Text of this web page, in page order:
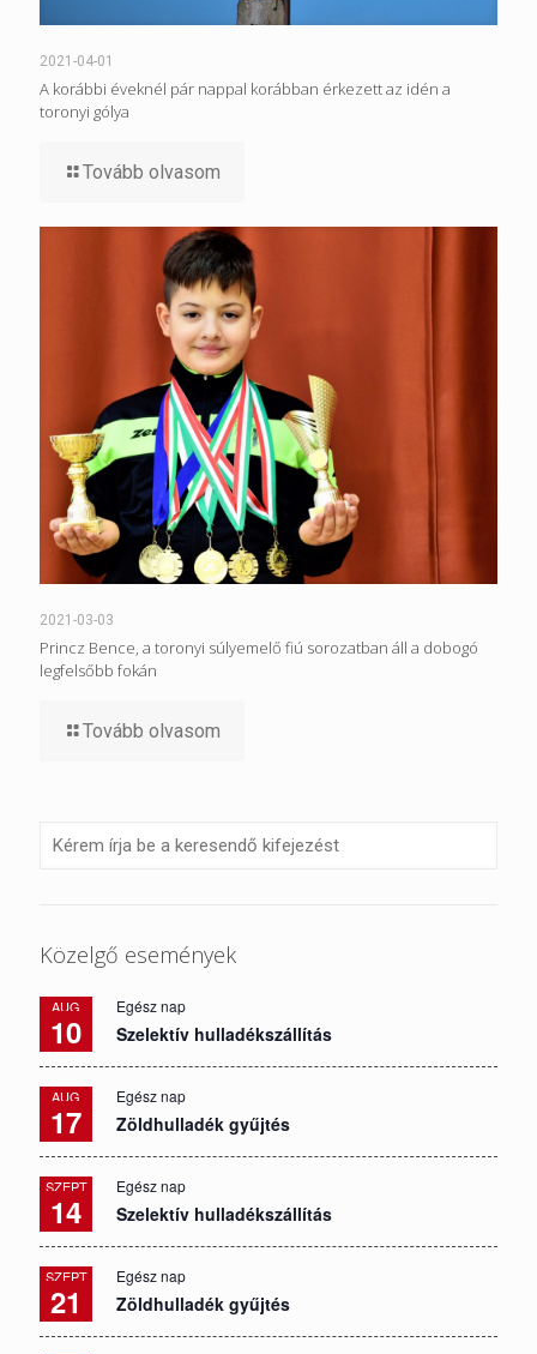
2021-04-01
A korábbi éveknél pár nappal korábban érkezett az idén a
toronyi gólya
Tovább olvasom
2021-03-03
Princz Bence, a toronyi súlyemelő fiú sorozatban áll a dobogó
legfelsőbb fokán
Tovább olvasom
Közelgő események
AUG
10
Egész nap
Szelektív hulladékszállítás
AUG
17
Egész nap
Zöldhulladék gyűjtés
SZEPT
14
Egész nap
Szelektív hulladékszállítás
SZEPT
21
Egész nap
Zöldhulladék gyűjtés